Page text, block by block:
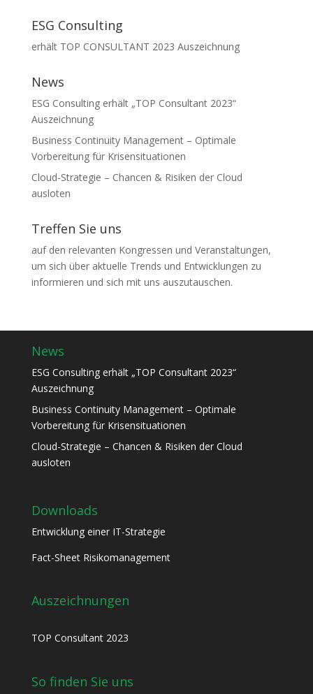
ESG Consulting
erhält TOP CONSULTANT 2023 Auszeichnung
News
ESG Consulting erhält „TOP Consultant 2023“
Auszeichnung
Business Continuity Management – Optimale
Vorbereitung für Krisensituationen
Cloud-Strategie – Chancen & Risiken der Cloud
ausloten
Treffen Sie uns
auf den relevanten Kongressen und Veranstaltungen,
um sich über aktuelle Trends und Entwicklungen zu
informieren und sich mit uns auszutauschen.
News
ESG Consulting erhält „TOP Consultant 2023“
Auszeichnung
Business Continuity Management – Optimale
Vorbereitung für Krisensituationen
Cloud-Strategie – Chancen & Risiken der Cloud
ausloten
Downloads
Entwicklung einer IT-Strategie
Fact-Sheet Risikomanagement
Auszeichnungen
TOP Consultant 2023
So finden Sie uns